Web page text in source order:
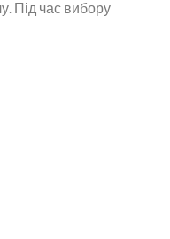
Під час вибору